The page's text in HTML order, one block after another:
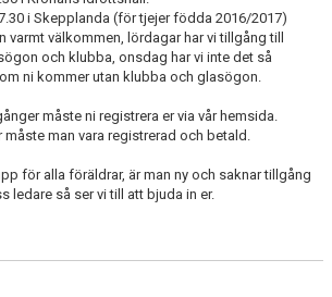
i Skepplanda (för tjejer födda 2016/2017)
varmt välkommen, lördagar har vi tillgång till
och klubba, onsdag har vi inte det så
ni kommer utan klubba och glasögon.
måste ni registrera er via vår hemsida.
man vara registrerad och betald.
för alla föräldrar, är man ny och saknar tillgång
ledare så ser vi till att bjuda in er.